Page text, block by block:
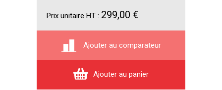
Prix unitaire HT : 299,00 €
Ajouter au comparateur
Ajouter au panier